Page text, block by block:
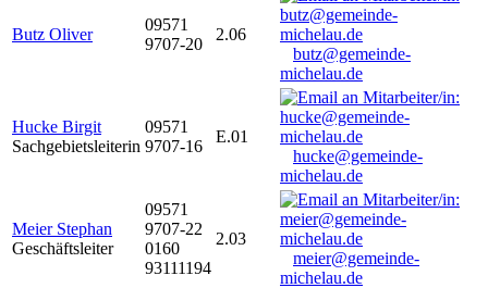
Butz Oliver
09571
9707-20
2.06
butz@gemeinde-
michelau.de
Hucke Birgit
Sachgebietsleiterin
09571
9707-16
E.01
hucke@gemeinde-
michelau.de
Meier Stephan
Geschäftsleiter
09571
9707-22
0160
93111194
2.03
meier@gemeinde-
michelau.de